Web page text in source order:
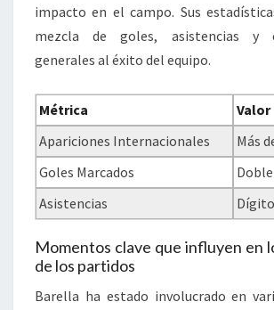
impacto en el campo. Sus
mezcla de goles, asistencias y
generales al éxito del equipo.
Métrica
Valor
Apariciones Internacionales
Más
Goles Marcados
Asistencias
Momentos clave que influyen en
de los partidos
Barella ha estado involucrado en